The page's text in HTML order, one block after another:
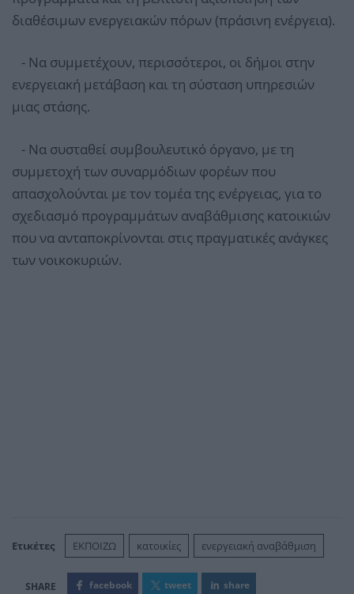
διαθέσιμων ενεργειακών πόρων (πράσινη ενέργεια).
- Να συμμετέχουν, περισσότεροι, οι δήμοι στην
ενεργειακή μετάβαση και τη σύσταση υπηρεσιών
μιας στάσης.
- Να συσταθεί συμβουλευτικό όργανο, με τη
συμμετοχή των συναρμόδιων φορέων που
απασχολούνται με τον τομέα της ενέργειας, για το
σχεδιασμό προγραμμάτων αναβάθμισης κατοικιών
που να ανταποκρίνονται στις πραγματικές ανάγκες
των νοικοκυριών.
Ετικέτες ΕΚΠΟΙΖΩ κατοικίες ενεργειακή αναβάθμιση
facebook tweet share